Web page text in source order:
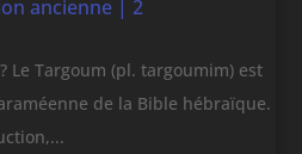
ancienne | 2
Le Targoum (pl. targoumim) est
de la Bible hébraïque.